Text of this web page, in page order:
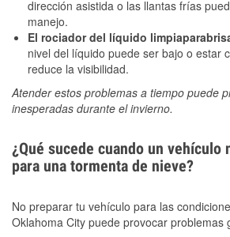
dirección asistida o las llantas frías
manejo.
El rociador del líquido
nivel del líquido puede ser bajo o estar
reduce la visibilidad.
Atender estos problemas a tiempo puede
inesperadas durante el invierno.
¿Qué sucede cuando un vehículo
para una tormenta de nieve?
No preparar tu vehículo para las
Oklahoma City puede provocar problemas